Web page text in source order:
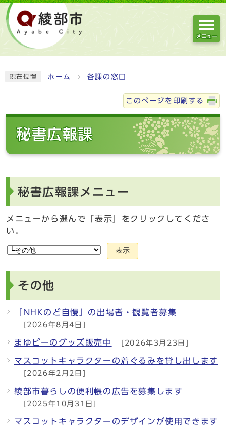
メニュー
現在位置 ホーム 各課の窓口
このページを印刷する
秘書広報課
秘書広報課メニュー
メニューから選んで「表示」をクリックしてくださ
い。
表示
その他
「NHKのど自慢」の出場者・観覧者募集
[2026年8月4日]
まゆピーのグッズ販売中 [2026年3月23日]
マスコットキャラクターの着ぐるみを貸し出します
[2026年2月2日]
綾部市暮らしの便利帳の広告を募集します
[2025年10月31日]
マスコットキャラクターのデザインが使用できます